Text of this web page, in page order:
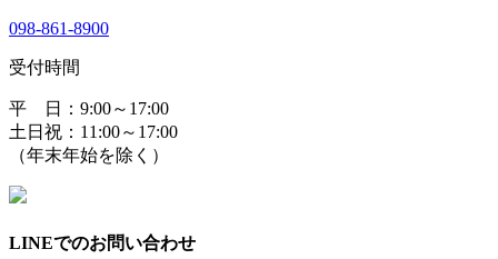
098-861-8900
受付時間
平 日：9:00～17:00
土日祝：11:00～17:00
（年末年始を除く）
LINEでのお問い合わせ